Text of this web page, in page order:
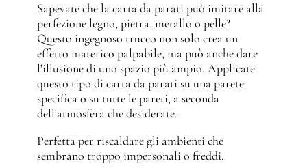
Sapevate che la carta da parati può imitare alla
perfezione legno, pietra, metallo o pelle?
Questo ingegnoso trucco non solo crea un
effetto materico palpabile, ma può anche dare
l'illusione di uno spazio più ampio. Applicate
questo tipo di carta da parati su una parete
specifica o su tutte le pareti, a seconda
dell'atmosfera che desiderate.
Perfetta per riscaldare gli ambienti che
sembrano troppo impersonali o freddi.